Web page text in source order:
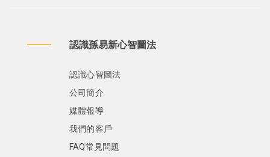
認識孫易新心智圖法
認識心智圖法
公司簡介
媒體報導
我們的客戶
FAQ常見問題